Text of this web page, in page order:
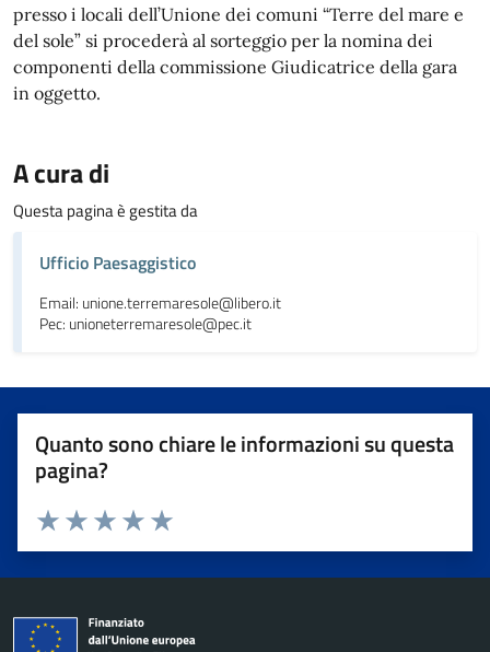
presso i locali dell’Unione dei comuni “Terre del mare e
del sole” si procederà al sorteggio per la nomina dei
componenti della commissione Giudicatrice della gara
in oggetto.
A cura di
Questa pagina è gestita da
Ufficio Paesaggistico
Email: unione.terremaresole@libero.it
Pec: unioneterremaresole@pec.it
Quanto sono chiare le informazioni su questa
pagina?
Valuta da 1 a 5 stelle la pagina
Valuta 5 stelle su 5
Valuta 4 stelle su 5
Valuta 3 stelle su 5
Valuta 2 stelle su 5
Valuta 1 stelle su 5